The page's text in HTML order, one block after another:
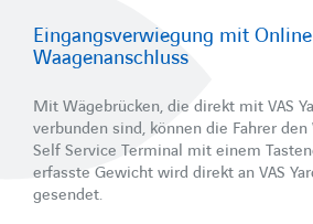
Eingangsverwiegung mit
Waagenanschluss
Mit Wägebrücken, die direkt mit VAS
verbunden sind, können die Fahrer
Self Service Terminal mit einem
erfasste Gewicht wird direkt an VAS
gesendet.